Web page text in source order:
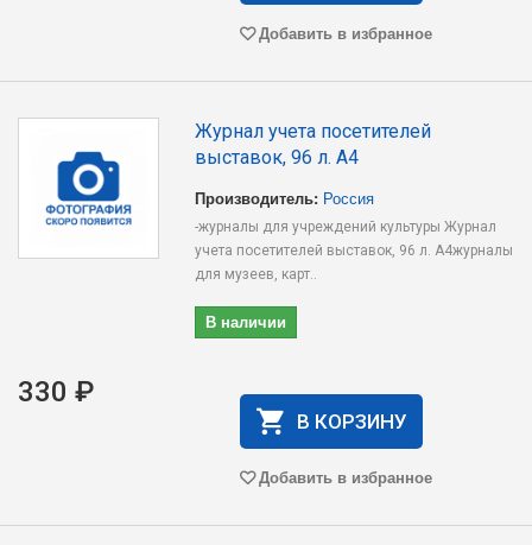
Добавить в избранное
Журнал учета посетителей
выставок, 96 л. А4
Производитель: Россия
-журналы для учреждений культуры Журнал
учета посетителей выставок, 96 л. А4журналы
для музеев, карт..
В наличии
330 ₽
В КОРЗИНУ
Добавить в избранное